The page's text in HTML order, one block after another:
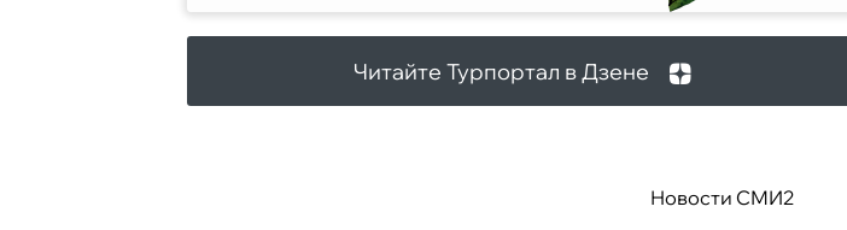
Читайте Турпортал в Дзене
Новости СМИ2